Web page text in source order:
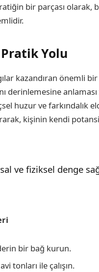
bir parçası olarak,
Yolu
kazandıran önemli bir
derinlemesine
huzur ve farkındalık
kişinin kendi
ve fiziksel denge
bir bağ kurun.
tonları ile çalışın.